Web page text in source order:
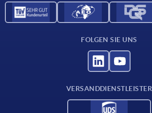
FOLGEN SIE UNS
VERSANDDIENSTLEISTER